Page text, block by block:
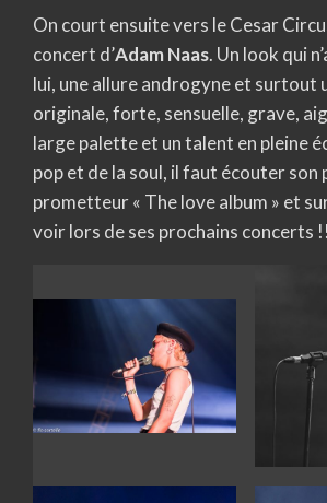
On court ensuite vers le Cesar
concert d’Adam Naas. Un look qui
lui, une allure androgyne et surtout
originale, forte, sensuelle, grave,
large palette et un talent en pleine
pop et de la soul, il faut écouter son
prometteur « The love album » et
voir lors de ses prochains concerts